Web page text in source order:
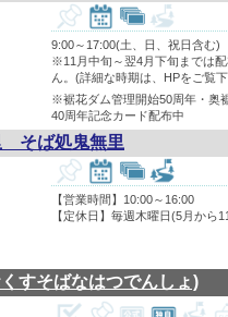
9:00～17:00(土、日、祝日含む)
※11月中旬～翌4月下旬までは
ん。(詳細な時期は、HPをご覧
※裾花ダム管理開始50周年・奥
40周年記念カード配布中
そば処鬼無里
【営業時間】10:00～16:00
【定休日】毎週木曜日(5月から
すそばなはつでんしょ)